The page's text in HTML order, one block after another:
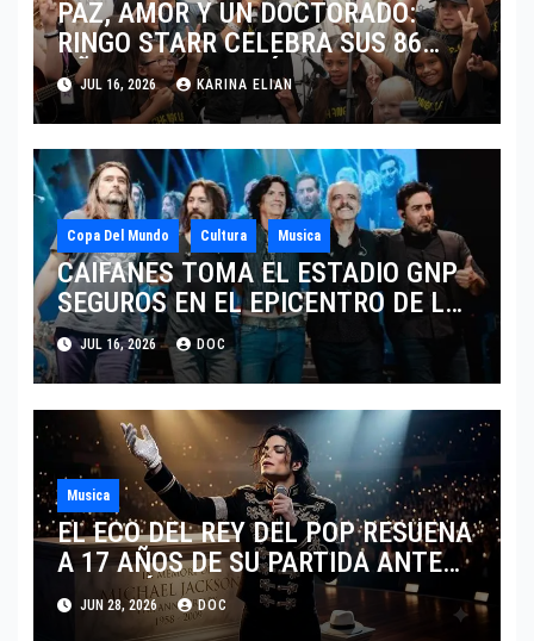
PAZ, AMOR Y UN DOCTORADO:
RINGO STARR CELEBRA SUS 86
AÑOS CON LOS MÁXIMOS
HONORES DE LIVERPOOL
JUL 16, 2026 KARINA ELIAN
Copa Del Mundo Cultura Musica
CAIFANES TOMA EL ESTADIO GNP
SEGUROS EN EL EPICENTRO DE LA
IDENTIDAD MEXICANA
JUL 16, 2026 DOC
Musica
EL ECO DEL REY DEL POP RESUENA
A 17 AÑOS DE SU PARTIDA ANTE
EL FENÓMENO DE SU BIOPIC EN
2026
JUN 28, 2026 DOC